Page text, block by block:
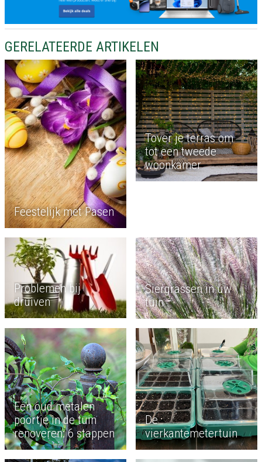
GERELATEERDE ARTIKELEN
Feestelijk met Pasen
Tover je terras om
tot een tweede
woonkamer
Problemen bij
druiven
Siergrassen in uw
tuin
Een oud metalen
poortje in de tuin
renoveren: 6 stappen
De
vierkantemetertuin